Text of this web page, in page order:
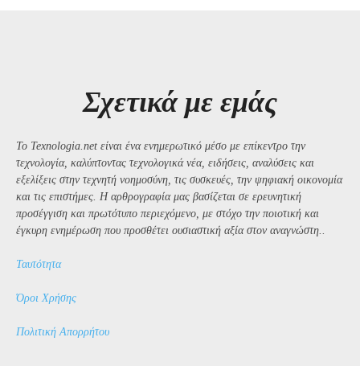
Σχετικά με εμάς
Το Texnologia.net είναι ένα ενημερωτικό μέσο με επίκεντρο την
τεχνολογία, καλύπτοντας τεχνολογικά νέα, ειδήσεις, αναλύσεις και
εξελίξεις στην τεχνητή νοημοσύνη, τις συσκευές, την ψηφιακή οικονομία
και τις επιστήμες. Η αρθρογραφία μας βασίζεται σε ερευνητική
προσέγγιση και πρωτότυπο περιεχόμενο, με στόχο την ποιοτική και
έγκυρη ενημέρωση που προσθέτει ουσιαστική αξία στον αναγνώστη..
Ταυτότητα
Όροι Χρήσης
Πολιτική Απορρήτου